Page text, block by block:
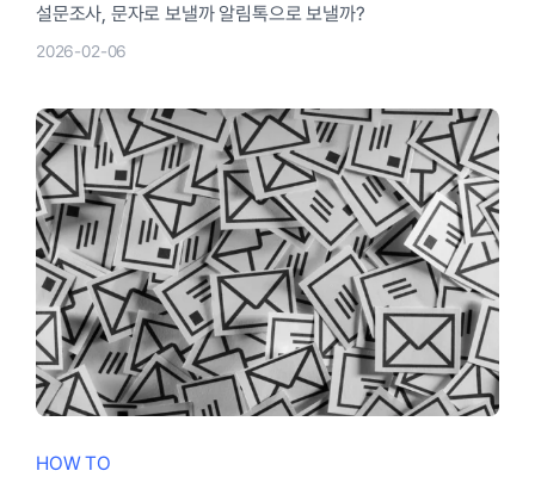
설문조사, 문자로 보낼까 알림톡으로 보낼까?
2026-02-06
HOW TO